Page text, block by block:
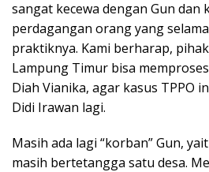
sangat kecewa dengan Gun dan
perdagangan orang yang
praktiknya. Kami berharap,
Lampung Timur bisa
Diah Vianika, agar kasus TPPO
Didi Irawan lagi.
Masih ada lagi “korban” Gun,
masih bertetangga satu desa.